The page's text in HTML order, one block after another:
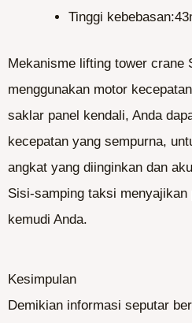
Tinggi
Mekanisme lifting tower crane
menggunakan motor
saklar panel kendali, Anda
kecepatan yang sempurna,
angkat yang diinginkan dan
Sisi-samping taksi
kemudi Anda.
Kesimpulan
Demikian informasi seputar